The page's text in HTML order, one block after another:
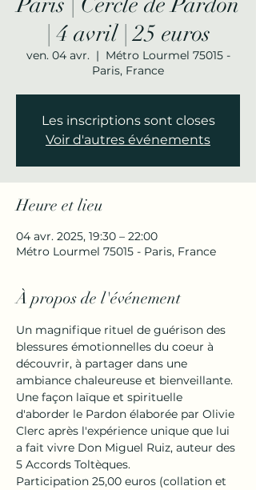
| 4 avril | 25 euros
ven. 04 avr.
  |
Métro Lourmel 75015 -
Paris, France
Les inscriptions sont closes
Voir d'autres événements
Heure et lieu
04 avr. 2025, 19:30 – 22:00
Métro Lourmel 75015 - Paris, France
À propos de l'événement
Un magnifique rituel de guérison des
blessures émotionnelles du coeur à
découvrir, à partager dans une
ambiance chaleureuse et bienveillante.
Une façon laïque et spirituelle
d'aborder le Pardon élaborée par Olivie
Clerc après l'expérience unique que lui
a fait vivre Don Miguel Ruiz, auteur des
5 Accords Toltèques.
Participation 25,00 euros (collation et